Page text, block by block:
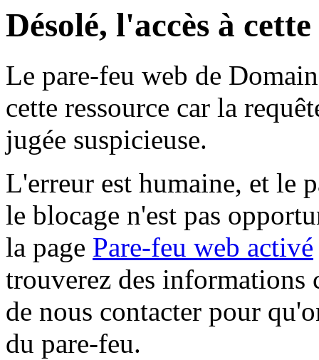
Désolé, l'accès à
Le pare-feu web de
cette ressource car la
jugée suspicieuse.
L'erreur est humaine, et le
le blocage n'est pas
la page Pare-feu web activé
trouverez des informations
de nous contacter pour
du pare-feu.